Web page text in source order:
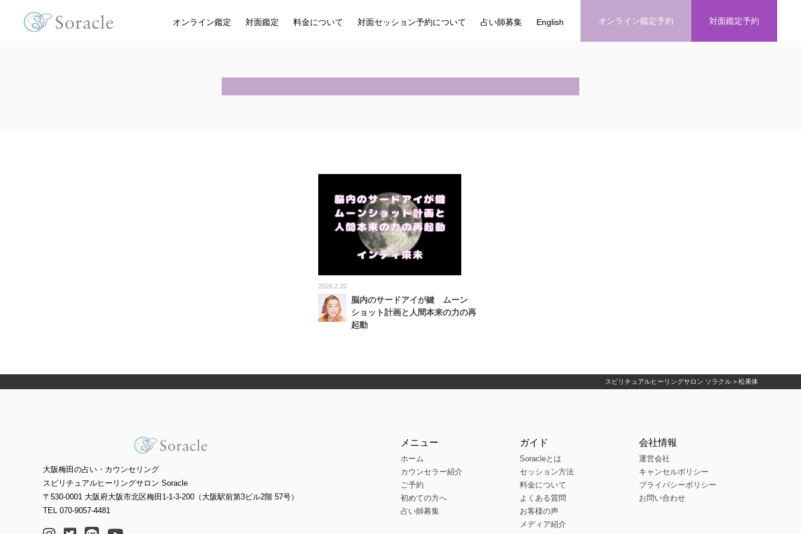
オンライン鑑定 対面鑑定 料金について 対面セッション予約について 占い師募集 English オンライン鑑定予約 対面鑑定予約
2026.2.20
脳内のサードアイが鍵 ムーン
ショット計画と人間本来の力の再
起動
スピリチュアルヒーリングサロン ソラクル > 松果体
大阪梅田の占い・カウンセリング
スピリチュアルヒーリングサロン Soracle
〒530-0001 大阪府大阪市北区梅田1-1-3-200（大阪駅前第3ビル2階 57号）
TEL 070-9057-4481
メニュー
ホーム
カウンセラー紹介
ご予約
初めての方へ
占い師募集
ガイド
Soracleとは
セッション方法
料金について
よくある質問
お客様の声
メディア紹介
会社情報
運営会社
キャンセルポリシー
プライバシーポリシー
お問い合わせ